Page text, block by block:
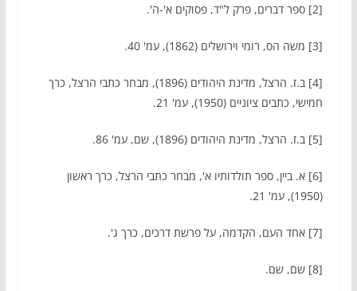
[2] ספר דברים, פרק ל"ד, פסוקים א'-ה'.
[3] משה הס, רומי וירושלים (1862), עמ' 40.
[4] ב.ז. הרצל, מדינת היהודים (1896), מבחר כתבי הרצל, כרך
חמישי, כתבים ציוניים (1950), עמ' 21.
[5] ב.ז. הרצל, מדינת היהודים (1896), שם, עמ' 86.
[6] א. ביין, ספר תולדותיו א', מבחר כתבי הרצל, כרך ראשון
(1950), עמ' 21.
[7] אחד העם, הקדמה, על פרשת דרכים, כרך ג'.
[8] שם, שם.